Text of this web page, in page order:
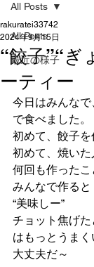
All Posts
最近の様子
All Posts
“餃子”“ぎ
ーティー
rakuratei33742
2024年9月15日
今日はみんな
で食べました。
初めて、餃子を
初めて、焼いた
何回も作ったこ
みんなで作ると
“美味しー”
チョット焦げ
はもっとうま
大丈夫だ～